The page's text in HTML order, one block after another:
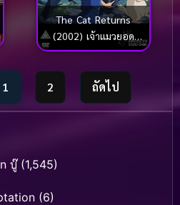
The Cat Returns
(2002) เจ้าแมวยอด
นักสืบ (ซับไทย)
1 2 ถัดไป
บู๊(1,545)
(6)